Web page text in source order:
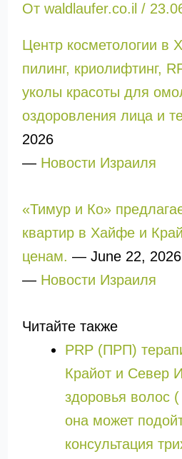
От waldlaufer.co.il /
Центр косметологии в
пилинг, криолифтинг,
уколы красоты для
оздоровления лица и
2026
— Новости Израиля
«Тимур и Ко»
квартир в Хайфе и
ценам. — June 22, 2026
— Новости Израиля
Читайте также
PRP (ПРП)
Крайот и Север
здоровья волос ( טיפול פרפ ): кому
она может
консультация